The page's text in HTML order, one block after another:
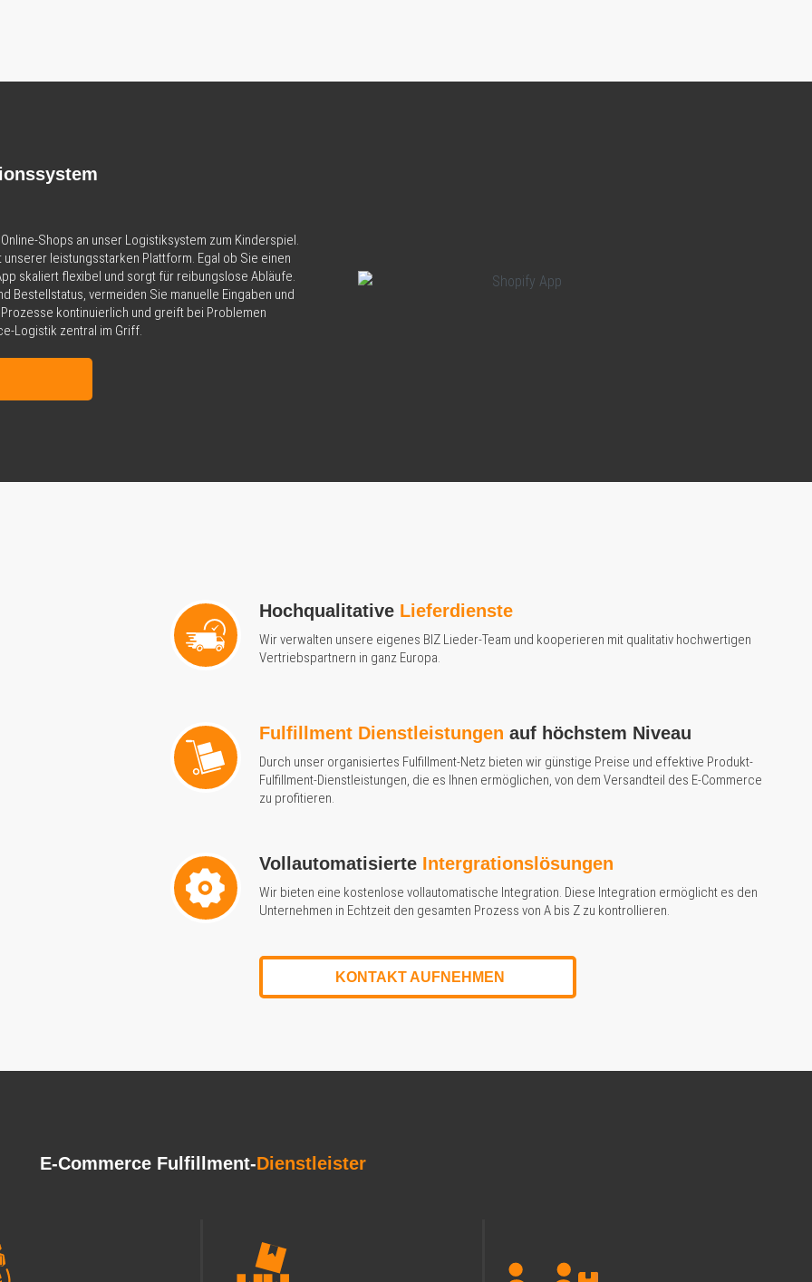
Shops an unser Logistiksystem zum Kinderspiel.
leistungsstarken Plattform. Egal ob Sie einen
skaliert flexibel und sorgt für reibungslose Abläufe.
Bestellstatus, vermeiden Sie manuelle Eingaben und
kontinuierlich und greift bei Problemen
Logistik zentral im Griff.
Hochqualitative Lieferdienste
Wir verwalten unsere eigenes BIZ Lieder-Team und kooperieren mit qualitativ hochwertigen
Vertriebspartnern in ganz Europa.
Fulfillment Dienstleistungen auf höchstem Niveau
Durch unser organisiertes Fulfillment-Netz bieten wir günstige Preise und effektive Produkt-
Fulfillment-Dienstleistungen, die es Ihnen ermöglichen, von dem Versandteil des E-Commerce
zu profitieren.
Vollautomatisierte Intergrationslösungen
Wir bieten eine kostenlose vollautomatische Integration. Diese Integration ermöglicht es den
Unternehmen in Echtzeit den gesamten Prozess von A bis Z zu kontrollieren.
KONTAKT AUFNEHMEN
E-Commerce Fulfillment-Dienstleister